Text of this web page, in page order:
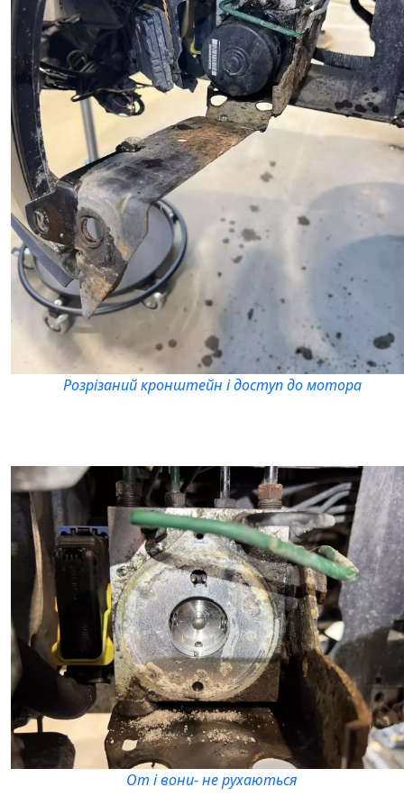
Розрізаний кронштейн і доступ до мотора
От і вони- не рухаються